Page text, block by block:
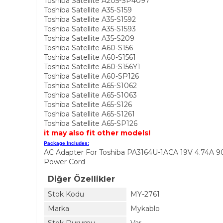
Toshiba Satellite A35-S159
Toshiba Satellite A35-S1592
Toshiba Satellite A35-S1593
Toshiba Satellite A35-S209
Toshiba Satellite A60-S156
Toshiba Satellite A60-S1561
Toshiba Satellite A60-S156Y1
Toshiba Satellite A60-SP126
Toshiba Satellite A65-S1062
Toshiba Satellite A65-S1063
Toshiba Satellite A65-S126
Toshiba Satellite A65-S1261
Toshiba Satellite A65-SP126
it may also fit other models!
Package Includes:
AC Adapter For Toshiba PA3164U-1ACA 19V 4.74A
Power Cord
Diğer Özellikler
Stok Kodu
MY-2761
Marka
Mykablo